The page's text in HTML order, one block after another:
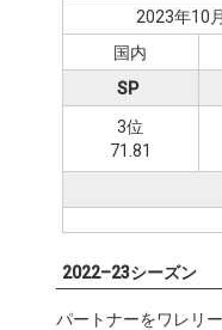
2023年10
国内
SP
3位
71.81
2022–23シーズン
パートナーをワレリ